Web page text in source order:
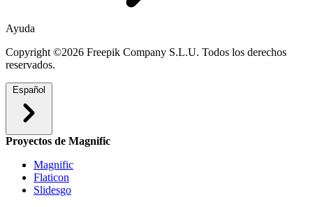
Ayuda
Copyright ©2026 Freepik Company S.L.U. Todos los derechos
reservados.
Español
Proyectos de Magnific
Magnific
Flaticon
Slidesgo